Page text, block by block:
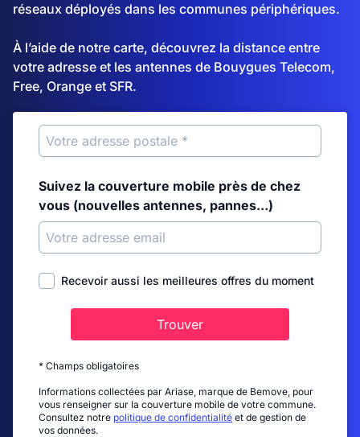
réseaux déployés dans les communes périphériques.
À l’aide de notre carte, découvrez la distance entre
votre adresse et les antennes de Bouygues Telecom,
Free, Orange et SFR.
Suivez la couverture mobile près de chez
vous (nouvelles antennes, pannes...)
Recevoir aussi les meilleures offres du moment
Trouver
* Champs obligatoires
Informations collectées par Ariase, marque de Bemove, pour
vous renseigner sur la couverture mobile de votre commune.
Consultez notre politique de confidentialité et de gestion de
vos données.